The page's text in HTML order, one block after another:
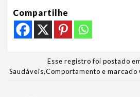
Compartilhe
Esse registro foi postado
Saudáveis,Comportamento e marcado